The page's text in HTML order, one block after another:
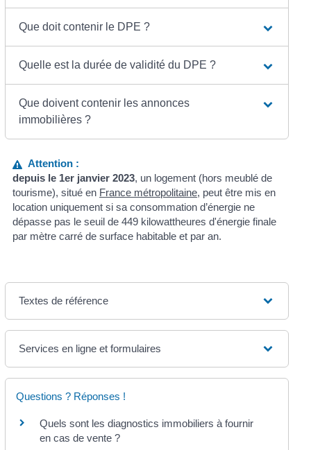
Que doit contenir le DPE ?
Quelle est la durée de validité du DPE ?
Que doivent contenir les annonces
immobilières ?
Attention :
depuis le 1er janvier 2023, un logement (hors meublé de
tourisme), situé en France métropolitaine, peut être mis en
location uniquement si sa consommation d’énergie ne
dépasse pas le seuil de 449 kilowattheures d'énergie finale
par mètre carré de surface habitable et par an.
Textes de référence
Services en ligne et formulaires
Questions ? Réponses !
Quels sont les diagnostics immobiliers à fournir
en cas de vente ?